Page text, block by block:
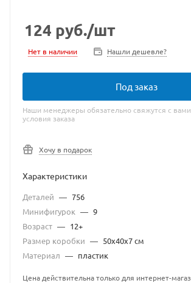
124 руб./шт
Нет в наличии Нашли дешевле?
Под заказ
Наши менеджеры обязательно свяжутся с вами
условия заказа
Хочу в подарок
Характеристики
Деталей — 756
Минифигурок — 9
Возраст — 12+
Размер коробки — 50x40x7 см
Материал — пластик
Цена действительна только для интернет-